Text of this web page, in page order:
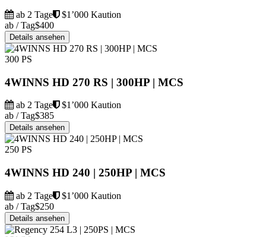
ab 2 Tage
$1’000 Kaution
ab / Tag$400
Details ansehen
300 PS
4WINNS HD 270 RS | 300HP | MCS
ab 2 Tage
$1’000 Kaution
ab / Tag$385
Details ansehen
250 PS
4WINNS HD 240 | 250HP | MCS
ab 2 Tage
$1’000 Kaution
ab / Tag$250
Details ansehen